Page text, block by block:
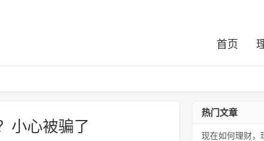
首页
小心被骗了
热门文章
现在如何理财，